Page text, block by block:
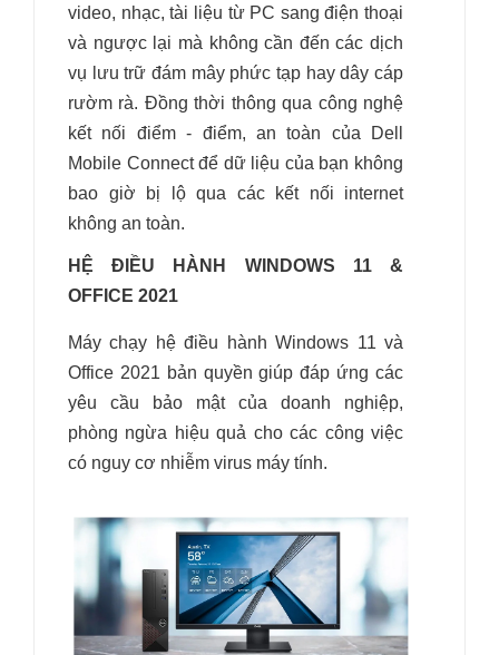
video, nhạc, tài liệu từ PC sang điện thoại
và ngược lại mà không cần đến các dịch
vụ lưu trữ đám mây phức tạp hay dây cáp
rườm rà. Đồng thời thông qua công nghệ
kết nối điểm - điểm, an toàn của Dell
Mobile Connect để dữ liệu của bạn không
bao giờ bị lộ qua các kết nối internet
không an toàn.
HỆ ĐIỀU HÀNH WINDOWS 11 &
OFFICE 2021
Máy chạy hệ điều hành Windows 11 và
Office 2021 bản quyền giúp đáp ứng các
yêu cầu bảo mật của doanh nghiệp,
phòng ngừa hiệu quả cho các công việc
có nguy cơ nhiễm virus máy tính.